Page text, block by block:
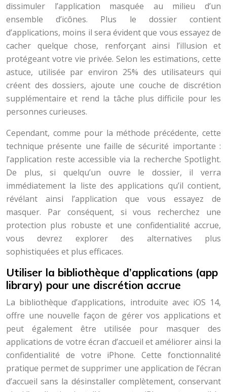
dissimuler l’application masquée au milieu d’un
ensemble d’icônes. Plus le dossier contient
d’applications, moins il sera évident que vous essayez de
cacher quelque chose, renforçant ainsi l’illusion et
protégeant votre vie privée. Selon les estimations, cette
astuce, utilisée par environ 25% des utilisateurs qui
créent des dossiers, ajoute une couche de discrétion
supplémentaire et rend la tâche plus difficile pour les
personnes curieuses.
Cependant, comme pour la méthode précédente, cette
technique présente une faille de sécurité importante :
l’application reste accessible via la recherche Spotlight.
De plus, si quelqu’un ouvre le dossier, il verra
immédiatement la liste des applications qu’il contient,
révélant ainsi l’application que vous essayez de
masquer. Par conséquent, si vous recherchez une
protection plus robuste et une confidentialité accrue,
vous devrez explorer des alternatives plus
sophistiquées et plus efficaces.
Utiliser la bibliothèque d’applications (app
library) pour une discrétion accrue
La bibliothèque d’applications, introduite avec iOS 14,
offre une nouvelle façon de gérer vos applications et
peut également être utilisée pour masquer des
applications de votre écran d’accueil et améliorer ainsi la
confidentialité de votre iPhone. Cette fonctionnalité
pratique permet de supprimer une application de l’écran
d’accueil sans la désinstaller complètement, conservant